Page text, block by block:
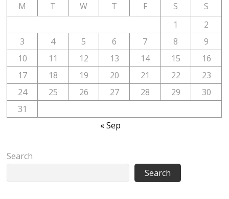
M T W T F S
S
1
2
3
4 5 6 7 8
9
10
11 12 13 14 15
16
17
18 19 20 21 22
23
24
25 26 27 28 29
30
31
« Sep
Search
Search